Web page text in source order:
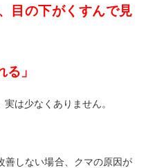
目の下がくすんで見
」
は少なくありません。
善しない場合、クマの原因が